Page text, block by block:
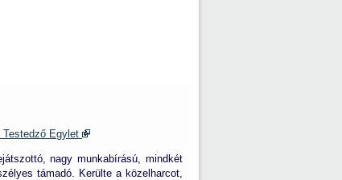
Egylet
nagy munkabírású, mindkét
támadó. Kerülte a közelharcot,